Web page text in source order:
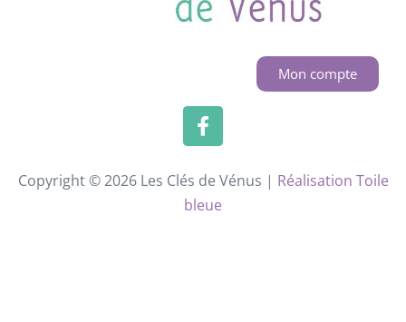
Mon compte
Copyright © 2026 Les Clés de Vénus | Réalisation Toile
bleue